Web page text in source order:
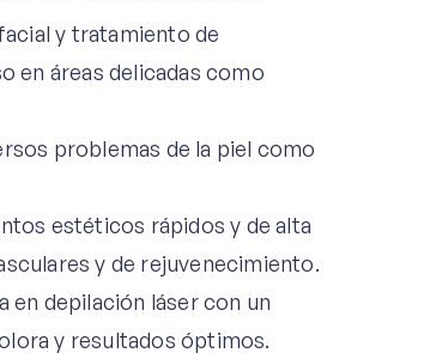
y tratamiento de
en áreas delicadas como
problemas de la piel como
estéticos rápidos y de alta
y de rejuvenecimiento.
en depilación láser con un
y resultados óptimos.